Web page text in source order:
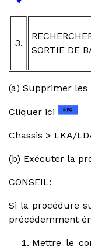
3.
SORTIE DE
(a) Supprimer les
Cliquer ici
Chassis > LKA/
(b) Exécuter la
CONSEIL:
Si la procédure
précédemment
Mettre le